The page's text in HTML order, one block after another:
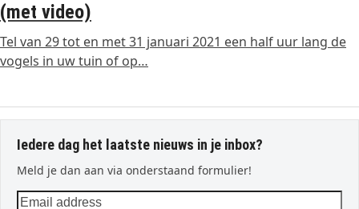
(met video)
Tel van 29 tot en met 31 januari 2021 een half uur lang de
vogels in uw tuin of op…
Iedere dag het laatste nieuws in je inbox?
Meld je dan aan via onderstaand formulier!
Email